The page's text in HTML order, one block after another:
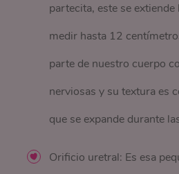
partecita, este se
medir hasta 12
parte de nuestro cuerpo
nerviosas y su textura es
que se expande durante
Orificio uretral: Es esa